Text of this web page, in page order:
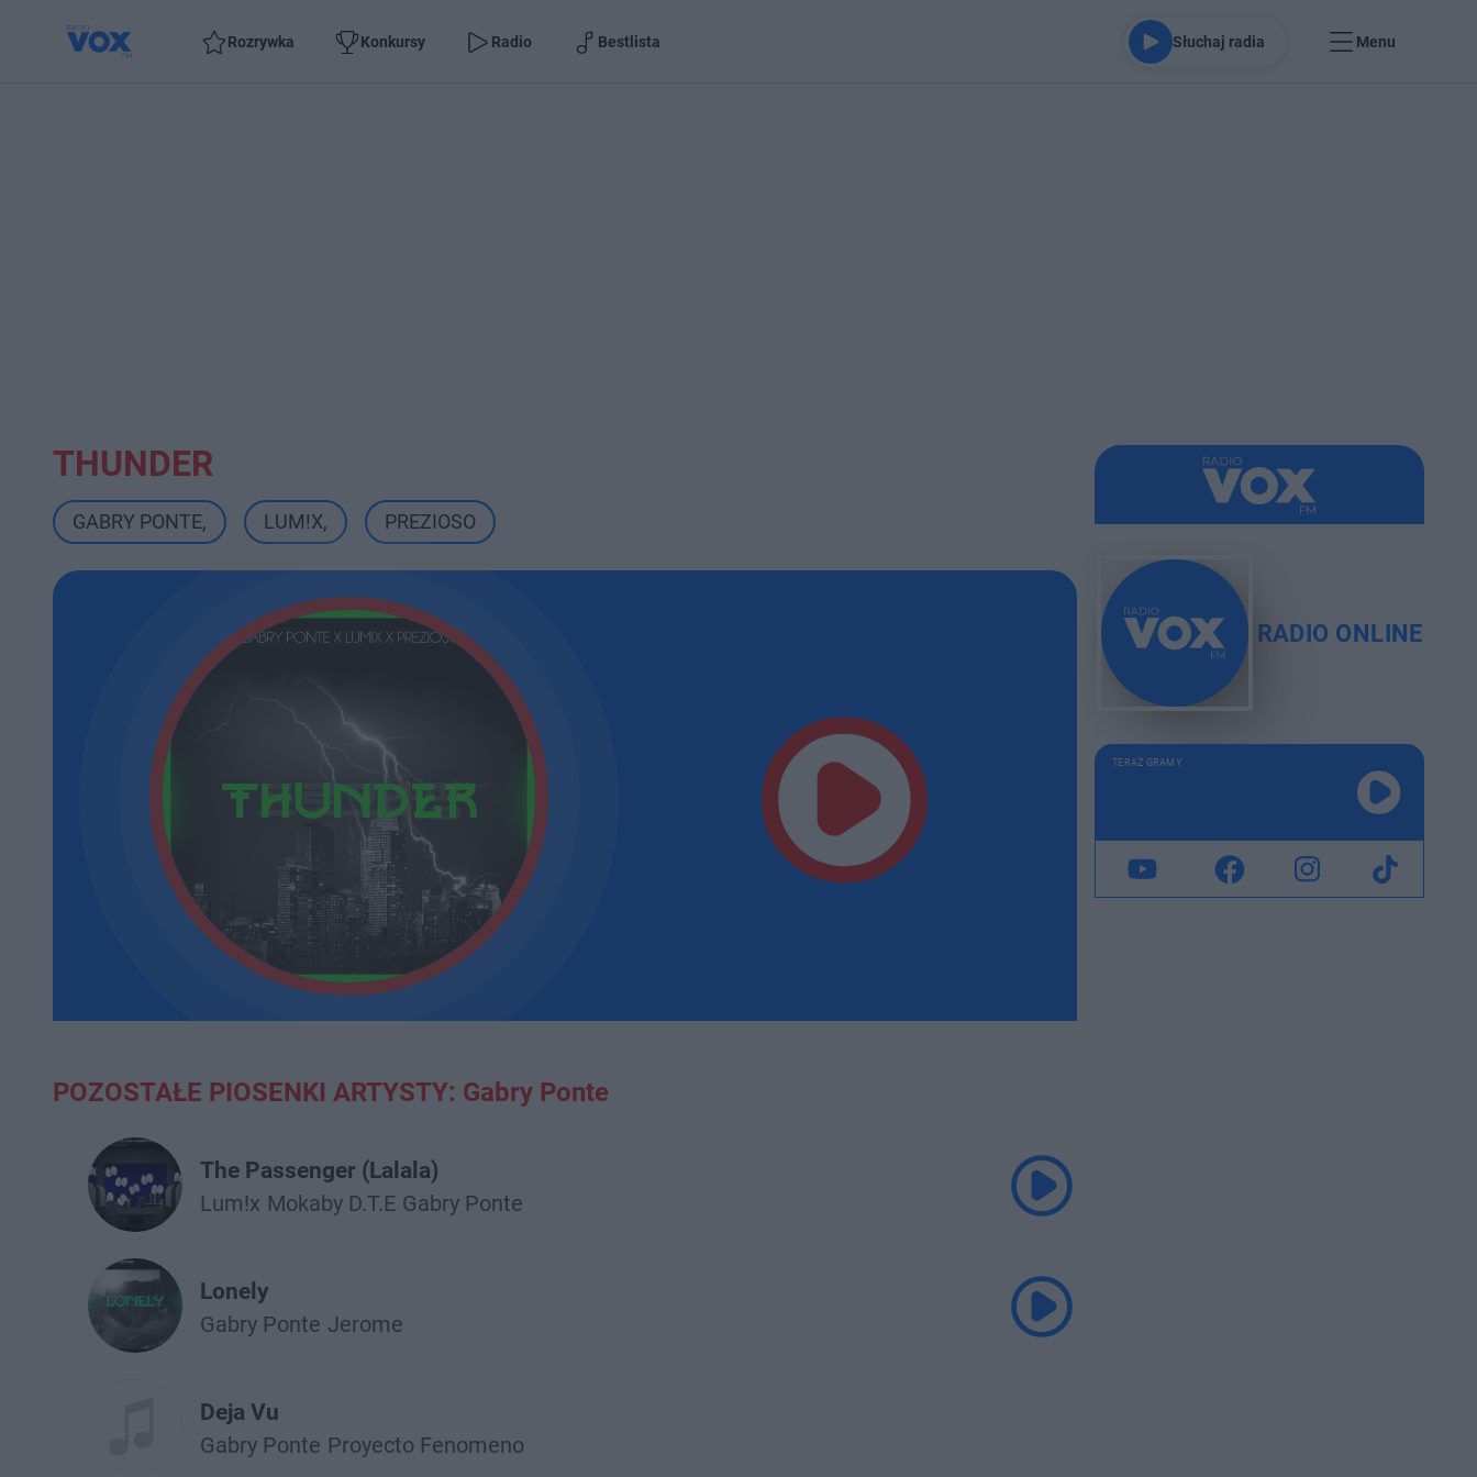
Rozrywka Konkursy Radio Bestlista Słuchaj radia Menu
THUNDER
GABRY PONTE, LUM!X, PREZIOSO
POZOSTAŁE PIOSENKI ARTYSTY: Gabry Ponte
The Passenger (Lalala)
Lum!x Mokaby D.T.E Gabry Ponte
Lonely
Gabry Ponte Jerome
Deja Vu
Gabry Ponte Proyecto Fenomeno
RADIO ONLINE
TERAZ GRAMY